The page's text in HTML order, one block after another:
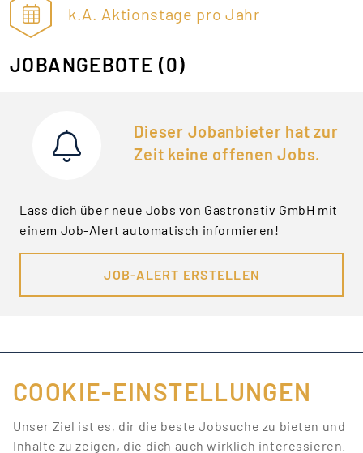
k.A. Aktionstage pro Jahr
JOBANGEBOTE (0)
Dieser Jobanbieter hat zur
Zeit keine offenen Jobs.
Lass dich über neue Jobs von Gastronativ GmbH mit
einem Job-Alert automatisch informieren!
JOB-ALERT ERSTELLEN
FÜR JOBANBIETER
LINKS
COOKIE-EINSTELLUNGEN
Unser Ziel ist es, dir die beste Jobsuche zu bieten und
Inhalte zu zeigen, die dich auch wirklich interessieren.